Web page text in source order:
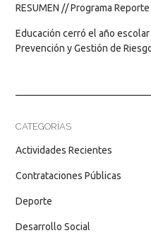
RESUMEN // Programa
Educación cerró el año
Prevención y Gestión de
CATEGORÍAS
Actividades Recientes
Contrataciones Públicas
Deporte
Desarrollo Social